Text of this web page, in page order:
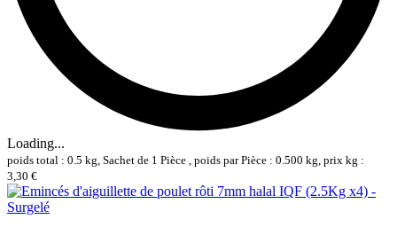
Loading...
poids total : 0.5 kg, Sachet de 1 Pièce , poids par Pièce : 0.500 kg, prix kg :
3,30 €